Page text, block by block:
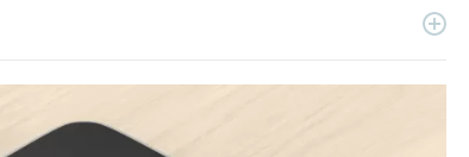
del momento.